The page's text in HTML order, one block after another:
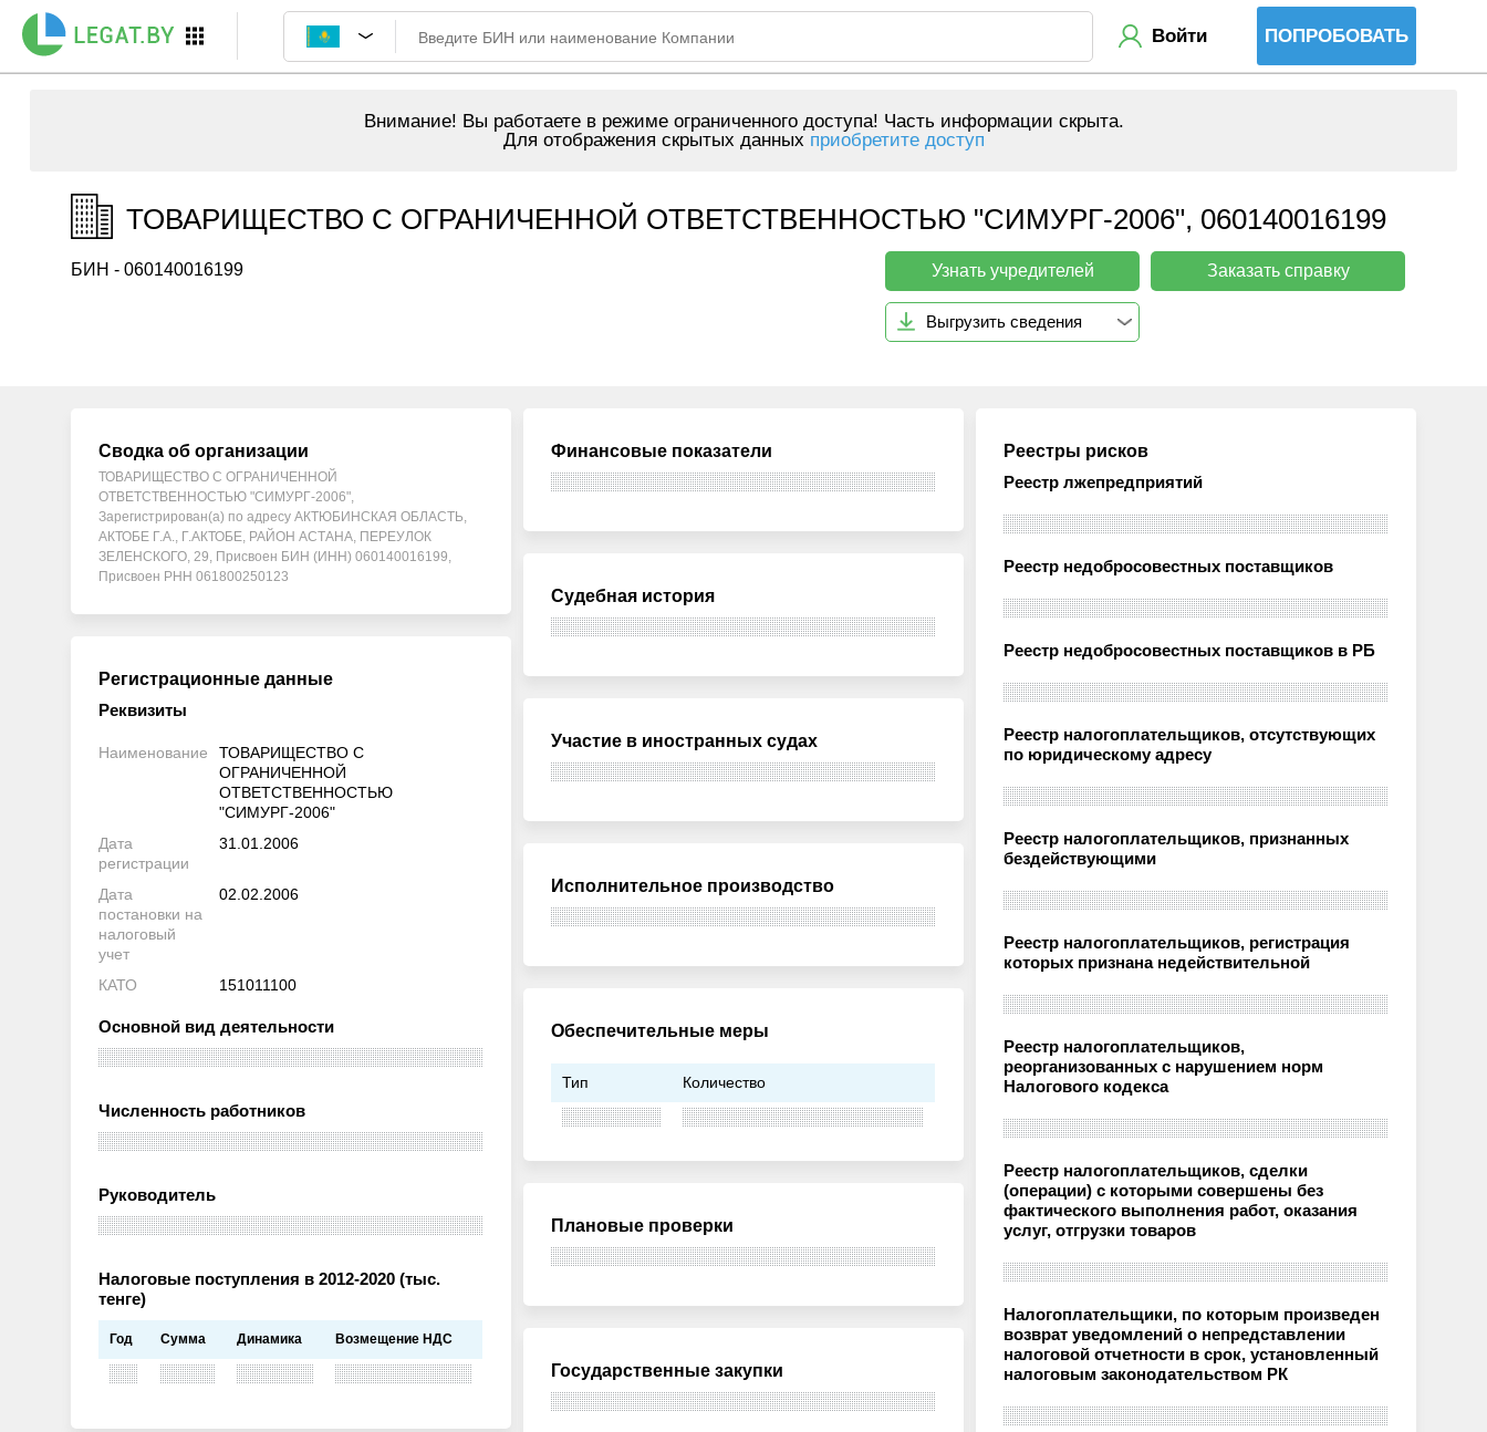
Войти ПОПРОБОВАТЬ
Внимание! Вы работаете в режиме ограниченного доступа! Часть информации скрыта.
Для отображения скрытых данных приобретите доступ
ТОВАРИЩЕСТВО С ОГРАНИЧЕННОЙ ОТВЕТСТВЕННОСТЬЮ "СИМУРГ-2006", 060140016199
БИН - 060140016199 Узнать учредителей Заказать справку
Выгрузить сведения
Сводка об организации
ТОВАРИЩЕСТВО С ОГРАНИЧЕННОЙ
ОТВЕТСТВЕННОСТЬЮ "СИМУРГ-2006",
Зарегистрирован(а) по адресу АКТЮБИНСКАЯ ОБЛАСТЬ,
АКТОБЕ Г.А., Г.АКТОБЕ, РАЙОН АСТАНА, ПЕРЕУЛОК
ЗЕЛЕНСКОГО, 29, Присвоен БИН (ИНН) 060140016199,
Присвоен РНН 061800250123
Регистрационные данные
Реквизиты
Наименование
ТОВАРИЩЕСТВО С
ОГРАНИЧЕННОЙ
ОТВЕТСТВЕННОСТЬЮ
"СИМУРГ-2006"
Дата
регистрации
31.01.2006
Дата
постановки на
налоговый
учет
02.02.2006
КАТО 151011100
Основной вид деятельности
Численность работников
Руководитель
Налоговые поступления в 2012-2020 (тыс.
тенге)
Год Сумма Динамика Возмещение НДС
Финансовые показатели
Судебная история
Участие в иностранных судах
Исполнительное производство
Обеспечительные меры
Тип Количество
Плановые проверки
Государственные закупки
Реестры рисков
Реестр лжепредприятий
Реестр недобросовестных поставщиков
Реестр недобросовестных поставщиков в РБ
Реестр налогоплательщиков, отсутствующих
по юридическому адресу
Реестр налогоплательщиков, признанных
бездействующими
Реестр налогоплательщиков, регистрация
которых признана недействительной
Реестр налогоплательщиков,
реорганизованных с нарушением норм
Налогового кодекса
Реестр налогоплательщиков, сделки
(операции) с которыми совершены без
фактического выполнения работ, оказания
услуг, отгрузки товаров
Налогоплательщики, по которым произведен
возврат уведомлений о непредставлении
налоговой отчетности в срок, установленный
налоговым законодательством РК